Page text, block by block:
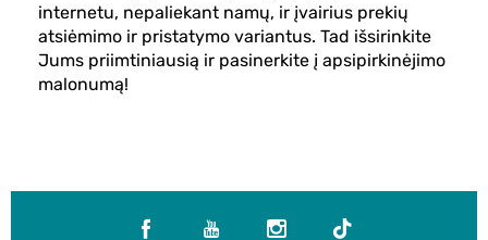
internetu, nepaliekant namų, ir įvairius prekių
atsiėmimo ir pristatymo variantus. Tad išsirinkite
Jums priimtiniausią ir pasinerkite į apsipirkinėjimo
malonumą!